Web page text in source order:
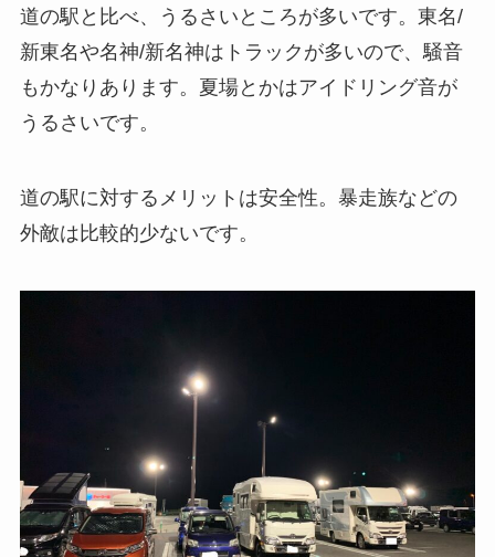
道の駅と比べ、うるさいところが多いです。東名/
新東名や名神/新名神はトラックが多いので、騒音
もかなりあります。夏場とかはアイドリング音が
うるさいです。
道の駅に対するメリットは安全性。暴走族などの
外敵は比較的少ないです。